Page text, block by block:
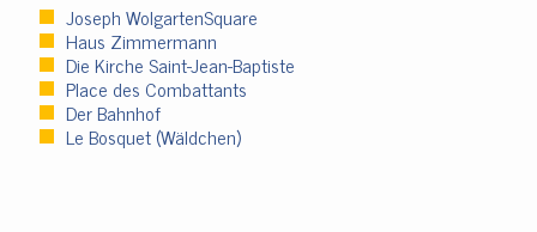
Joseph WolgartenSquare
Haus Zimmermann
Die Kirche Saint-Jean-Baptiste
Place des Combattants
Der Bahnhof
Le Bosquet (Wäldchen)